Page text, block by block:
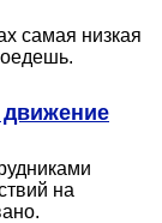
самая низкая
на